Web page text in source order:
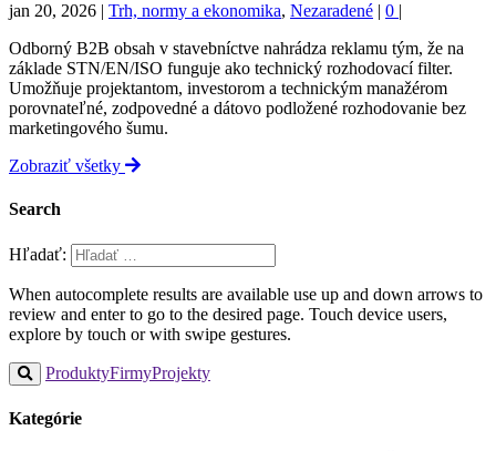
jan 20, 2026 | Trh, normy a ekonomika, Nezaradené | 0 |
Odborný B2B obsah v stavebníctve nahrádza reklamu tým, že na
základe STN/EN/ISO funguje ako technický rozhodovací filter.
Umožňuje projektantom, investorom a technickým manažérom
porovnateľné, zodpovedné a dátovo podložené rozhodovanie bez
marketingového šumu.
Zobraziť všetky
Search
Hľadať:
When autocomplete results are available use up and down arrows to
review and enter to go to the desired page. Touch device users,
explore by touch or with swipe gestures.
ProduktyFirmyProjekty
Kategórie